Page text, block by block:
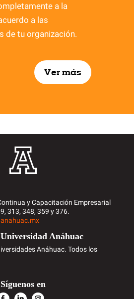
a la
a las
de tu organización.
Ver más
y Capacitación Empresarial
313, 348, 359 y 376.
Anáhuac
Anáhuac. Todos los
Síguenos en